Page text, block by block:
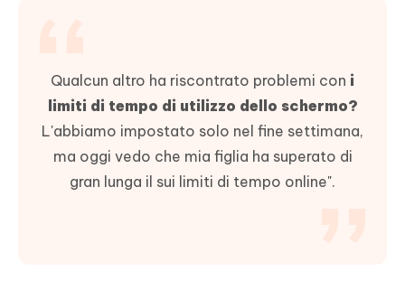
Qualcun altro ha riscontrato problemi con i
limiti di tempo di utilizzo dello schermo?
L'abbiamo impostato solo nel fine settimana,
ma oggi vedo che mia figlia ha superato di
gran lunga il sui limiti di tempo online".